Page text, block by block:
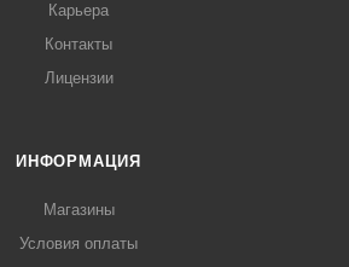
Карьера
Контакты
Лицензии
ИНФОРМАЦИЯ
Магазины
Условия оплаты